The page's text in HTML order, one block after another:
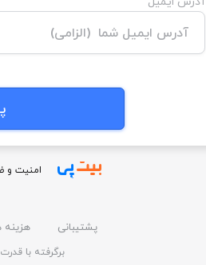
امنیت و
پشتیبانی هزینه
برگرفته با قدرت